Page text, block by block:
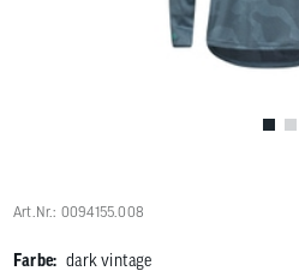
Art.Nr.: 0094155.008
Farbe: dark vintage